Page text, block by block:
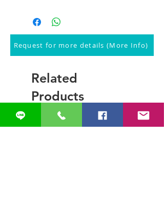
Request for more details (More Info)
Related
Products